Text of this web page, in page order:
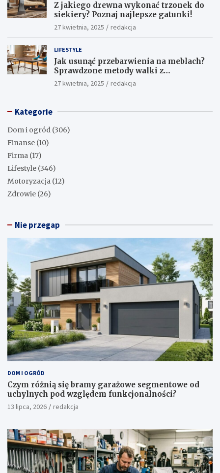
Z jakiego drewna wykonać trzonek do
siekiery? Poznaj najlepsze gatunki!
27 kwietnia, 2025 redakcja
LIFESTYLE
Jak usunąć przebarwienia na meblach?
Sprawdzone metody walki z
uciążliwymi plamami!
27 kwietnia, 2025 redakcja
Kategorie
Dom i ogród (306)
Finanse (10)
Firma (17)
Lifestyle (346)
Motoryzacja (12)
Zdrowie (26)
Nie przegap
DOM I OGRÓD
Czym różnią się bramy garażowe segmentowe od
uchylnych pod względem funkcjonalności?
13 lipca, 2026 redakcja